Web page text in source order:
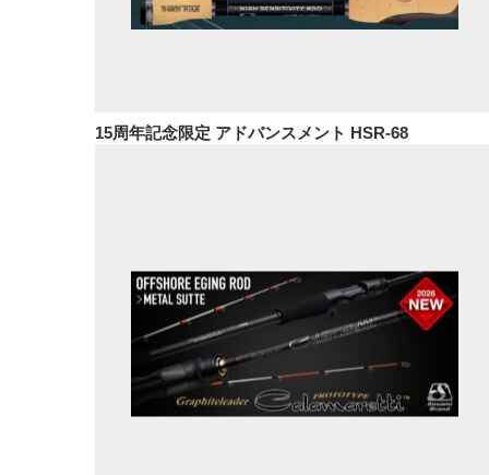
15周年記念限定 アドバンスメント HSR-68